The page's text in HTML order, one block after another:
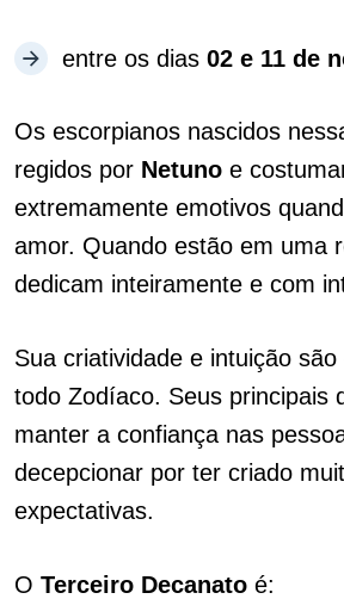
entre os dias 02 e 11 de
Os escorpianos nascidos
regidos por Netuno e
extremamente emotivos
amor. Quando estão em uma
dedicam inteiramente e com
Sua criatividade e intuição
todo Zodíaco. Seus principais
manter a confiança nas
decepcionar por ter criado
expectativas.
O Terceiro Decanato é: